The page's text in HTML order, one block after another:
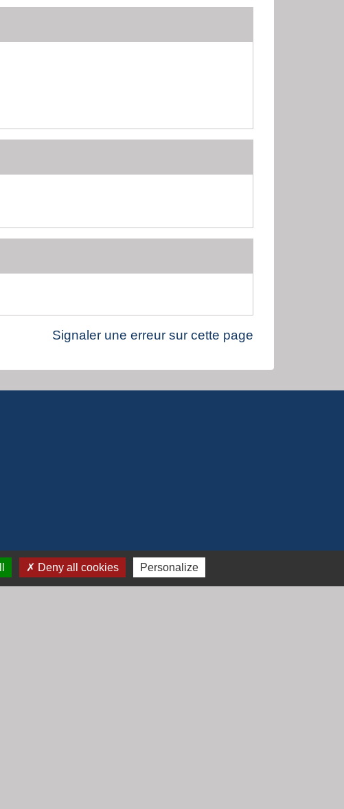
Signaler une erreur sur cette page
Deny all cookies Personalize